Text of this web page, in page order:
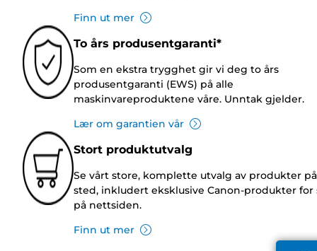
Finn ut mer
To års produsentgaranti*
Som en ekstra trygghet gir vi deg to års
produsentgaranti (EWS) på alle
maskinvareproduktene våre. Unntak gjelder.
Lær om garantien vår
Stort produktutvalg
Se vårt store, komplette utvalg av produkter
sted, inkludert eksklusive Canon-produkter for
på nettsiden.
Finn ut mer